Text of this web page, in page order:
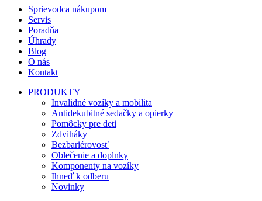
Sprievodca nákupom
Servis
Poradňa
Úhrady
Blog
O nás
Kontakt
PRODUKTY
Invalidné vozíky a mobilita
Antidekubitné sedačky a opierky
Pomôcky pre deti
Zdviháky
Bezbariérovosť
Oblečenie a doplnky
Komponenty na vozíky
Ihneď k odberu
Novinky